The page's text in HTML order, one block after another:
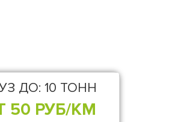
ДО: 10 ТОНН
50 РУБ/КМ